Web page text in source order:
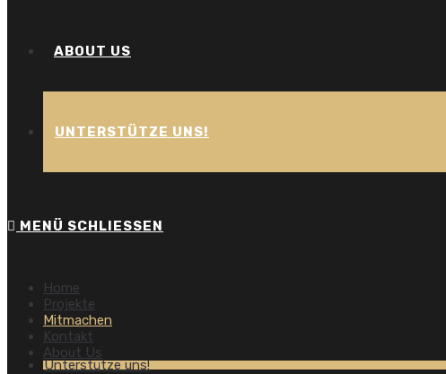
ABOUT US
UNTERSTÜTZE UNS!
MENÜ SCHLIESSEN
Home
Projekte
Mitmachen
Kontakt
About Us
Unterstütze uns!